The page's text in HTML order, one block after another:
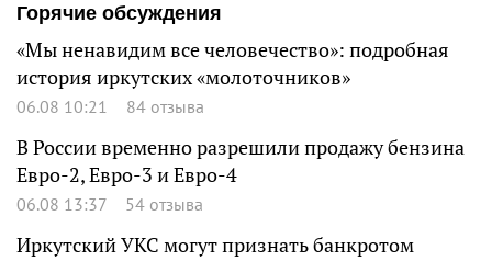
Горячие обсуждения
«Мы ненавидим все человечество»: подробная
история иркутских «молоточников»
06.08 10:21 84 отзыва
В России временно разрешили продажу бензина
Евро-2, Евро-3 и Евро-4
06.08 13:37 54 отзыва
Иркутский УКС могут признать банкротом